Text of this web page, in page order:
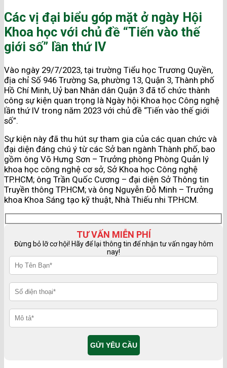
Các vị đại biểu góp mặt ở ngày Hội
Khoa học với chủ đề “Tiến vào thế
giới số” lần thứ IV
Vào ngày 29/7/2023, tại trường Tiểu học Trương Quyền,
địa chỉ Số 946 Trường Sa, phường 13, Quận 3, Thành phố
Hồ Chí Minh, Uỷ ban Nhân dân Quận 3 đã tổ chức thành
công sự kiện quan trọng là Ngày hội Khoa học Công nghệ
lần thứ IV trong năm 2023 với chủ đề “Tiến vào thế giới
số”.
Sự kiện này đã thu hút sự tham gia của các quan chức và
đại diện đáng chú ý từ các Sở ban ngành Thành phố, bao
gồm ông Võ Hưng Sơn – Trưởng phòng Phòng Quản lý
khoa học công nghệ cơ sở, Sở Khoa học Công nghệ
TP.HCM; ông Trần Quốc Cương – đại diện Sở Thông tin
Truyền thông TP.HCM; và ông Nguyễn Đỗ Minh – Trưởng
khoa Khoa Sáng tạo kỹ thuật, Nhà Thiếu nhi TP.HCM.
TƯ VẤN MIỄN PHÍ
Đừng bỏ lỡ cơ hội! Hãy để lại thông tin để nhận tư vấn ngay hôm
nay!